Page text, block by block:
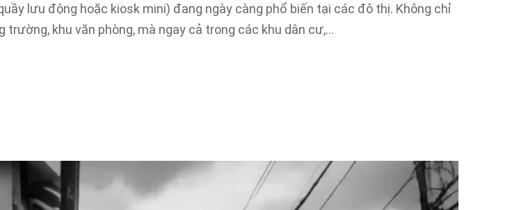
lưu động hoặc kiosk mini) đang ngày càng phổ biến tại các đô thị. Không chỉ
khu văn phòng, mà ngay cả trong các khu dân cư,…